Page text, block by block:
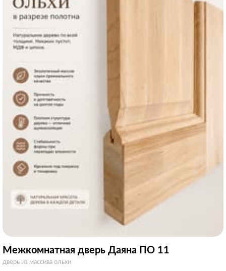
Межкомнатная дверь Даяна ПО 11
дверь из массива ольхи